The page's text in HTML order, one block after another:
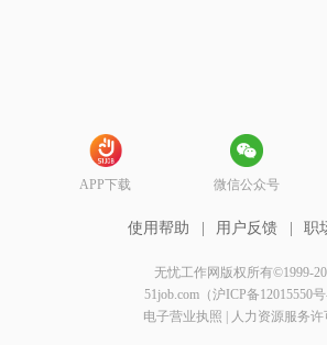
APP下载 微信公众号
使用帮助 用户反馈 职
无忧工作网版权所有©1999-
51job.com（沪ICP备12015550号-
电子营业执照
人力资源服务许